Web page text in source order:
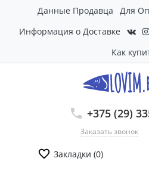
Данные Продавца
Для
Информация о Доставке
Как
+375 (29)
Заказать звонок
Закладки (0)